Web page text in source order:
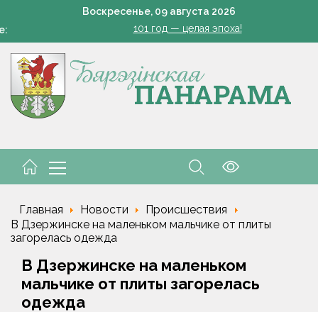
Воскресенье, 09 августа 2026
Есть комбайнеры-тысячники в «Здравушка-Агро»
101 год — целая эпоха!
Всего 1 грамм на ведро — и пустоцветов как не
В Жорновке проходит турслёт сотрудников ГКСЭ
Есть комбайнеры-тысячники в «Здравушка-Агро»
Главная Новости
Происшествия
В Дзержинске на маленьком мальчике от плиты
загорелась одежда
В Дзержинске на маленьком
мальчике от плиты загорелась
одежда